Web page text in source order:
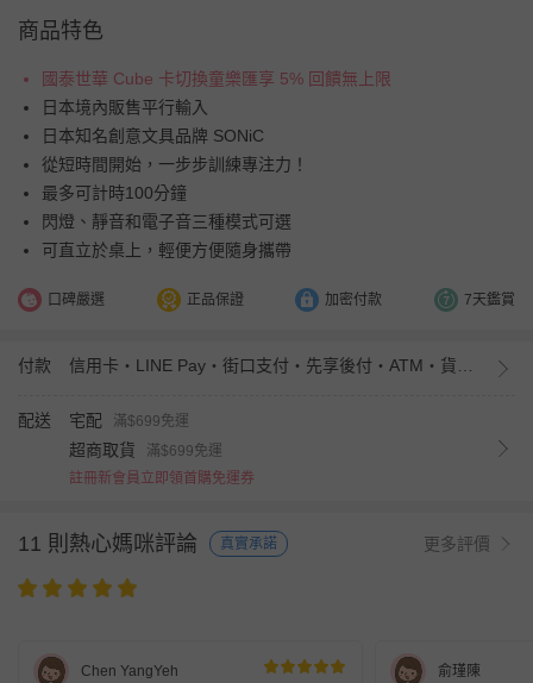
商品特色
國泰世華 Cube 卡切換童樂匯享 5% 回饋無上限
日本境內販售平行輸入
日本知名創意文具品牌 SONiC
從短時間開始，一步步訓練專注力！
最多可計時100分鐘
閃燈、靜音和電子音三種模式可選
可直立於桌上，輕便方便隨身攜帶
口碑嚴選 正品保證 加密付款 7天鑑賞
付款
配送 宅配 滿$699免運
超商取貨
滿$699免運
註冊新會員立即領首購免運券
11 則熱心媽咪評論 真實承諾 更多評價
Chen YangYeh 俞瑾陳